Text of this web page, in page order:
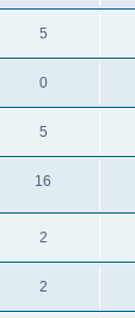
5
0
5
16
2
2